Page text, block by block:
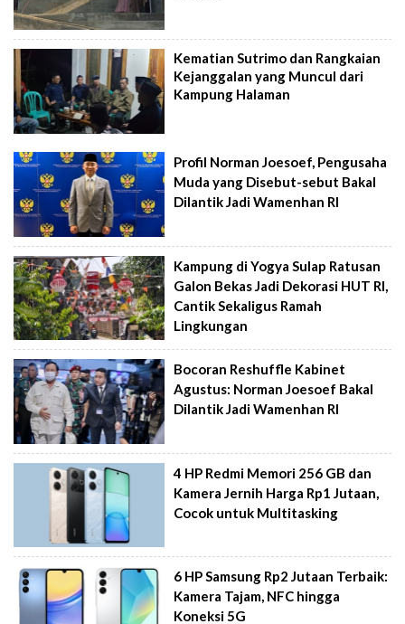
Kematian Sutrimo dan Rangkaian
Kejanggalan yang Muncul dari
Kampung Halaman
Profil Norman Joesoef, Pengusaha
Muda yang Disebut-sebut Bakal
Dilantik Jadi Wamenhan RI
Kampung di Yogya Sulap Ratusan
Galon Bekas Jadi Dekorasi HUT RI,
Cantik Sekaligus Ramah
Lingkungan
Bocoran Reshuffle Kabinet
Agustus: Norman Joesoef Bakal
Dilantik Jadi Wamenhan RI
4 HP Redmi Memori 256 GB dan
Kamera Jernih Harga Rp1 Jutaan,
Cocok untuk Multitasking
6 HP Samsung Rp2 Jutaan Terbaik:
Kamera Tajam, NFC hingga
Koneksi 5G